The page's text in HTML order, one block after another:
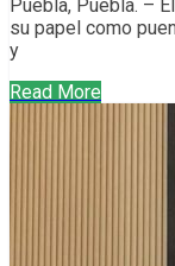
Puebla, Puebla. –
su papel como
y
Read More